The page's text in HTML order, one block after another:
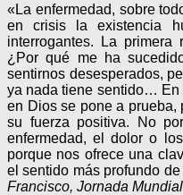
«La enfermedad, sobre
en crisis la existencia
interrogantes. La primera
¿Por qué me ha
sentirnos desesperados,
ya nada tiene sentido… En
en Dios se pone a prueba,
su fuerza positiva. No
enfermedad, el dolor o
porque nos ofrece una
el sentido más profundo
Francisco, Jornada